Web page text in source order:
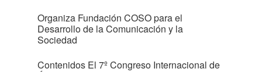
Organiza Fundación COSO para el
Desarrollo de la Comunicación y la
Sociedad
Contenidos El 7º Congreso Internacional de